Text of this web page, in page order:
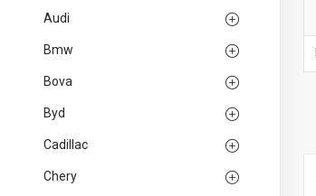
Audi
Bmw
Bova
Byd
Cadillac
Chery